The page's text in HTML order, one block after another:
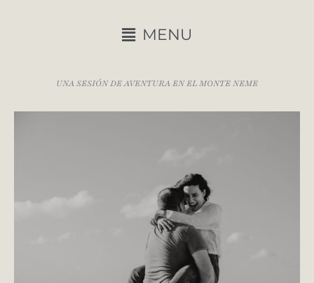
Main
MENU
UNA SESIÓN DE AVENTURA EN EL MONTE NEME